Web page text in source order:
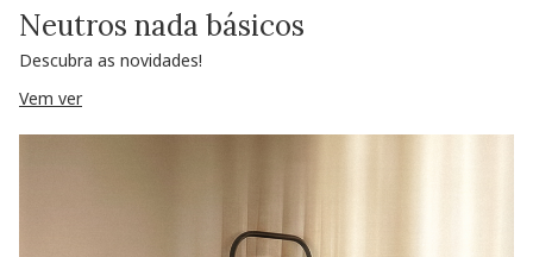
Neutros nada básicos
Descubra as novidades!
Vem ver